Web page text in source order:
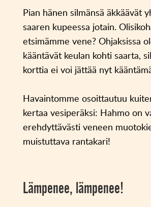
Pian hänen silmänsä äkkäävät
saaren kupeessa jotain.
etsimämme vene? Ohjaksissa
kääntävät keulan kohti saarta,
korttia ei voi jättää nyt
Havaintomme osoittautuu
kertaa vesiperäksi: Hahmo on
erehdyttävästi veneen
muistuttava rantakari!
Lämpenee, lämpenee!